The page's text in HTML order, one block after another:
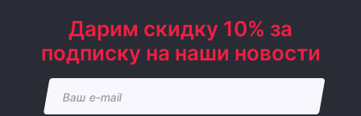
Дарим скидку 10% за
подписку на наши новости